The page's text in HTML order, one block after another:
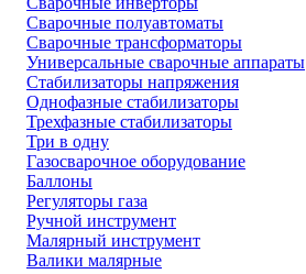
Сварочные полуавтоматы
Сварочные трансформаторы
Универсальные сварочные аппараты
Стабилизаторы напряжения
Однофазные стабилизаторы
Трехфазные стабилизаторы
Три в одну
Газосварочное оборудование
Баллоны
Регуляторы газа
Ручной инструмент
Малярный инструмент
Валики малярные